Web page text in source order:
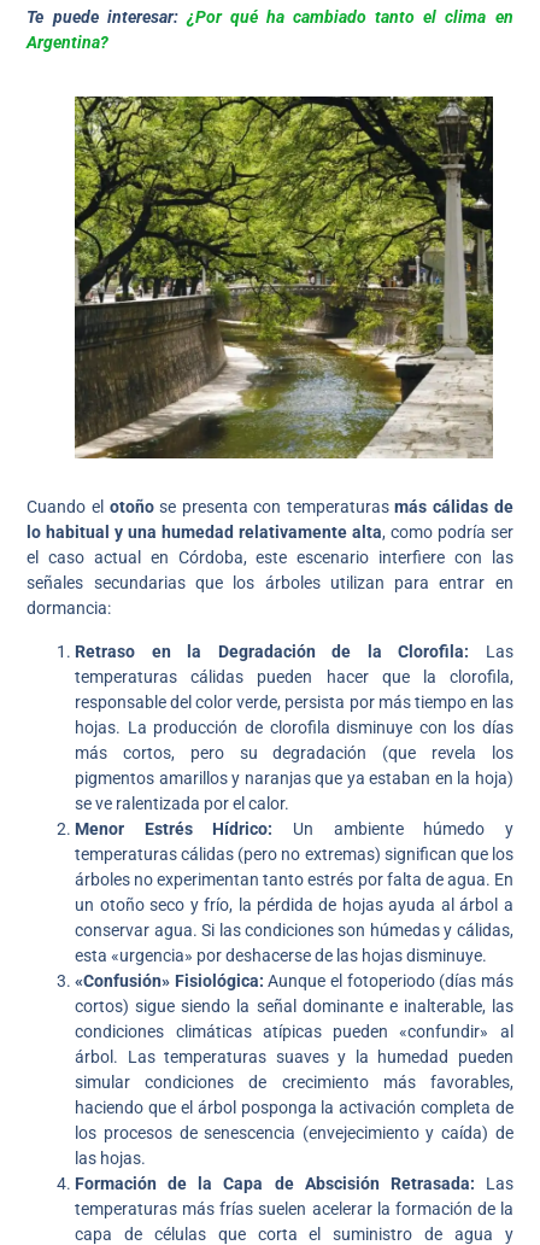
Te puede interesar: ¿Por qué ha cambiado tanto el clima en
Argentina?
Cuando el otoñose presenta con temperaturasmás cálidas de
lo habitual y una humedad relativamente alta, como podría ser
el caso actual en Córdoba, este escenario interfiere con las
señales secundarias que los árboles utilizan para entrar en
dormancia:
Retraso en la Degradación de la Clorofila: Las
temperaturas cálidas pueden hacer que la clorofila,
responsable del color verde, persista por más tiempo en las
hojas. La producción de clorofila disminuye con los días
más cortos, pero su degradación (que revela los
pigmentos amarillos y naranjas que ya estaban en la hoja)
se ve ralentizada por el calor.
Menor Estrés Hídrico: Un ambiente húmedo y
temperaturas cálidas (pero no extremas) significan que los
árboles no experimentan tanto estrés por falta de agua. En
un otoño seco y frío, la pérdida de hojas ayuda al árbol a
conservar agua. Si las condiciones son húmedas y cálidas,
esta «urgencia» por deshacerse de las hojas disminuye.
«Confusión» Fisiológica: Aunque el fotoperiodo (días más
cortos) sigue siendo la señal dominante e inalterable, las
condiciones climáticas atípicas pueden «confundir» al
árbol. Las temperaturas suaves y la humedad pueden
simular condiciones de crecimiento más favorables,
haciendo que el árbol posponga la activación completa de
los procesos de senescencia (envejecimiento y caída) de
las hojas.
Formación de la Capa de Abscisión Retrasada: Las
temperaturas más frías suelen acelerar la formación de la
capa de células que corta el suministro de agua y